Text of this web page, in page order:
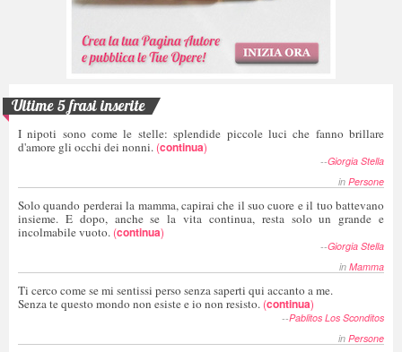
Ultime 5 frasi inserite
I nipoti sono come le stelle: splendide piccole luci che fanno brillare
d'amore gli occhi dei nonni. (continua)
--Giorgia Stella
in Persone
Solo quando perderai la mamma, capirai che il suo cuore e il tuo battevano
insieme. E dopo, anche se la vita continua, resta solo un grande e
incolmabile vuoto. (continua)
--Giorgia Stella
in Mamma
Ti cerco come se mi sentissi perso senza saperti qui accanto a me.
Senza te questo mondo non esiste e io non resisto. (continua)
--Pablitos Los Sconditos
in Persone